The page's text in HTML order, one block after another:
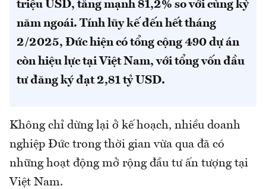
triệu USD, tăng mạnh 81,2% so với cùng kỳ
năm ngoái. Tính lũy kế đến hết tháng
2/2025, Đức hiện có tổng cộng 490 dự án
còn hiệu lực tại Việt Nam, với tổng vốn đầu
tư đăng ký đạt 2,81 tỷ USD.
Không chỉ dừng lại ở kế hoạch, nhiều doanh
nghiệp Đức trong thời gian vừa qua đã có
những hoạt động mở rộng đầu tư ấn tượng tại
Việt Nam.